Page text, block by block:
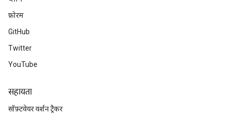
फ़ोरम
GitHub
Twitter
YouTube
सहायता
सॉफ़्टवेयर वर्शन ट्रैकर